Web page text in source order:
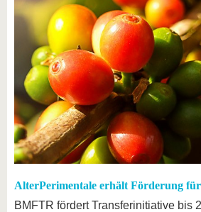
AlterPerimentale erhält Förderung
BMFTR fördert Transferinitiative bis